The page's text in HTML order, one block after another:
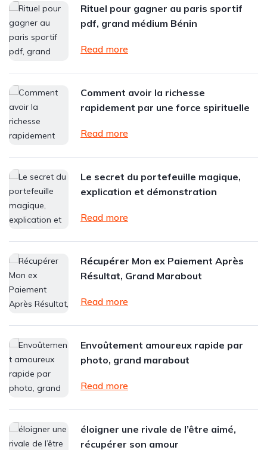
Rituel pour gagner au paris sportif
pdf, grand médium Bénin
Read more
Comment avoir la richesse
rapidement par une force spirituelle
Read more
Le secret du portefeuille magique,
explication et démonstration
Read more
Récupérer Mon ex Paiement Après
Résultat, Grand Marabout
Read more
Envoûtement amoureux rapide par
photo, grand marabout
Read more
éloigner une rivale de l’être aimé,
récupérer son amour